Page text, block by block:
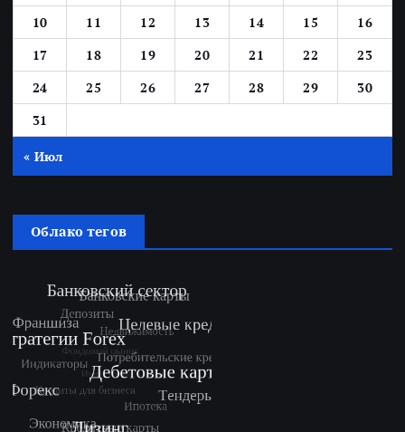
10
11 12 13 14 15
16
17
18 19 20 21 22
23
24
25 26 27 28 29
30
31
« Июл
Облако тегов